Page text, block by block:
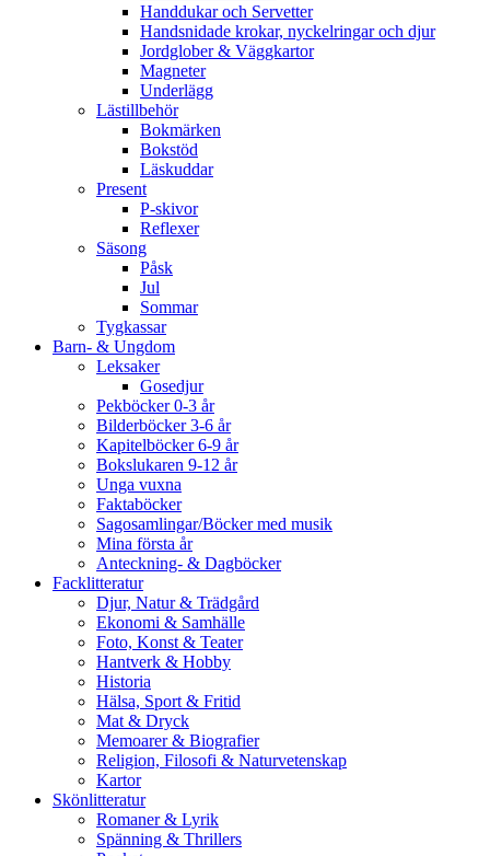
Handdukar och Servetter
Handsnidade krokar, nyckelringar och djur
Jordglober & Väggkartor
Magneter
Underlägg
Lästillbehör
Bokmärken
Bokstöd
Läskuddar
Present
P-skivor
Reflexer
Säsong
Påsk
Jul
Sommar
Tygkassar
Barn- & Ungdom
Leksaker
Gosedjur
Pekböcker 0-3 år
Bilderböcker 3-6 år
Kapitelböcker 6-9 år
Bokslukaren 9-12 år
Unga vuxna
Faktaböcker
Sagosamlingar/Böcker med musik
Mina första år
Anteckning- & Dagböcker
Facklitteratur
Djur, Natur & Trädgård
Ekonomi & Samhälle
Foto, Konst & Teater
Hantverk & Hobby
Historia
Hälsa, Sport & Fritid
Mat & Dryck
Memoarer & Biografier
Religion, Filosofi & Naturvetenskap
Kartor
Skönlitteratur
Romaner & Lyrik
Spänning & Thrillers